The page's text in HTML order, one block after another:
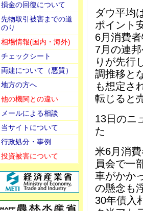
ダウ平均
ポイント
6月消費
7月の連
りが先行
調推移と
も想定さ
転じると
13日のニ
た
米6月消
員会で一
車がかか
の懸念も
30年債入
損金の回復について
先物取引被害までの道
のり
相場情報(国内・海外)
チェックシート
両建について（悪質）
地方の方へ
他の機関との違い
メールによる相談
当サイトについて
行政処分・事例
投資被害について